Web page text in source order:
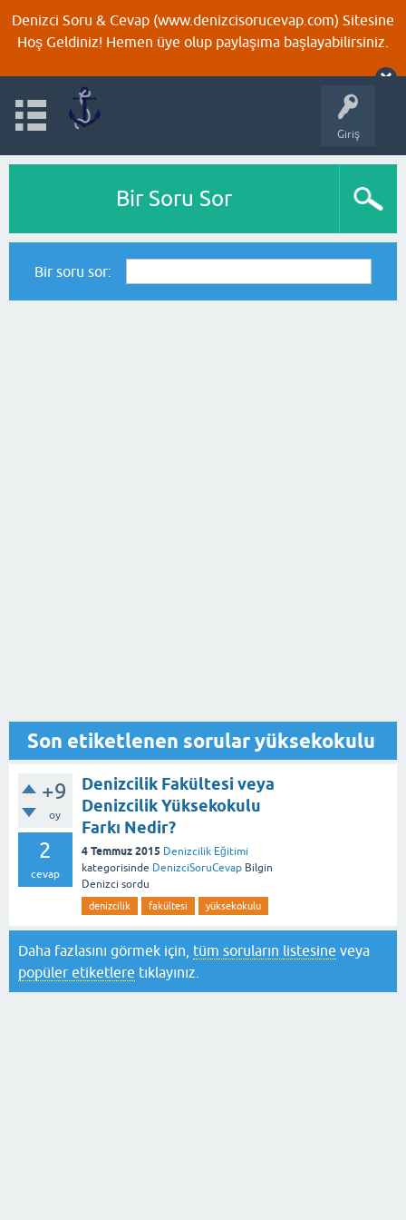
Denizci Soru & Cevap (www.denizcisorucevap.com) Sitesine
Hoş Geldiniz! Hemen üye olup paylaşıma başlayabilirsiniz.
Giriş
Bir Soru Sor
Bir soru sor:
Son etiketlenen sorular yüksekokulu
+9
oy
2
cevap
Denizcilik Fakültesi veya
Denizcilik Yüksekokulu
Farkı Nedir?
4 Temmuz 2015 Denizcilik Eğitimi
kategorisinde DenizciSoruCevap Bilgin
Denizci sordu
denizcilik fakültesi yüksekokulu
Daha fazlasını görmek için, tüm soruların listesine veya
popüler etiketlere tıklayınız.